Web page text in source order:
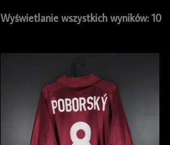
Wyświetlanie wszystkich wyników: 10